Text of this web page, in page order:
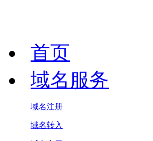
首页
域名服务
域名注册
域名转入